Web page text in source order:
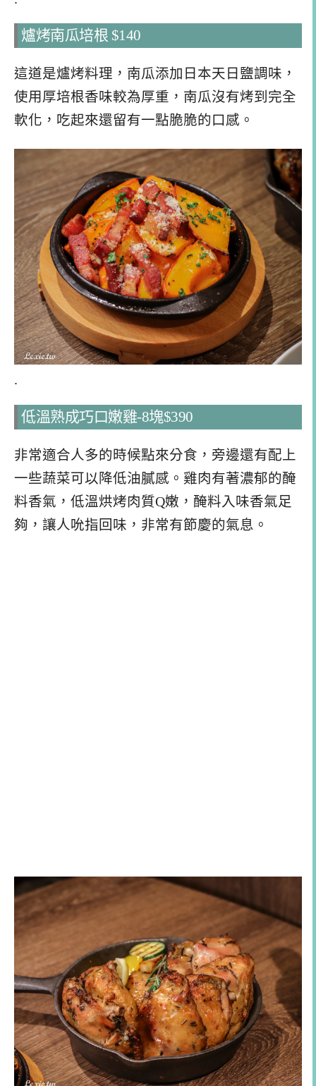
爐烤南瓜培根 $140
這道是爐烤料理，南瓜添加日本天日鹽調味，
使用厚培根香味較為厚重，南瓜沒有烤到完全
軟化，吃起來還留有一點脆脆的口感。
.
低溫熟成巧口嫩雞-8塊$390
非常適合人多的時候點來分食，旁邊還有配上
一些蔬菜可以降低油膩感。雞肉有著濃郁的醃
料香氣，低溫烘烤肉質Q嫩，醃料入味香氣足
夠，讓人吮指回味，非常有節慶的氣息。